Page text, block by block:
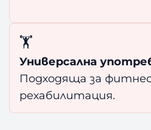
🏋️
Универсална
Подходяща за
рехабилитация.